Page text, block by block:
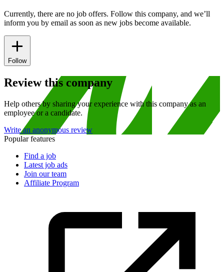
Currently, there are no job offers. Follow this company, and we’ll
inform you by email as soon as new jobs become available.
Follow
Review this company
Help others by sharing your experience with this company as an
employee or a candidate.
Write an anonymous review
Popular features
Find a job
Latest job ads
Join our team
Affiliate Program